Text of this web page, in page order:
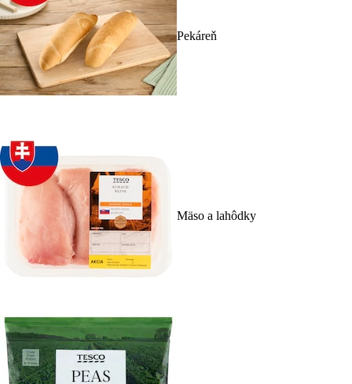
Pekáreň
Mäso a lahôdky